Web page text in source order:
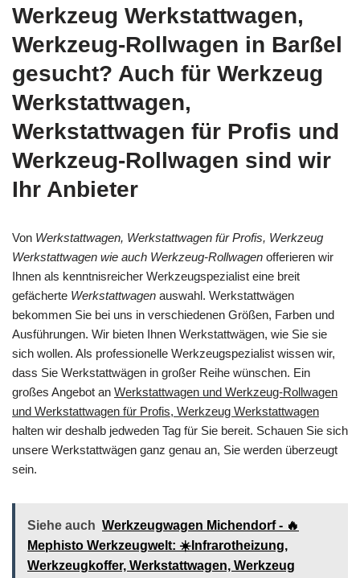
Werkzeug Werkstattwagen,
Werkzeug-Rollwagen in Barßel
gesucht? Auch für Werkzeug
Werkstattwagen,
Werkstattwagen für Profis und
Werkzeug-Rollwagen sind wir
Ihr Anbieter
Von Werkstattwagen, Werkstattwagen für Profis, Werkzeug
Werkstattwagen wie auch Werkzeug-Rollwagen offerieren wir
Ihnen als kenntnisreicher Werkzeugspezialist eine breit
gefächerte Werkstattwagen auswahl. Werkstattwägen
bekommen Sie bei uns in verschiedenen Größen, Farben und
Ausführungen. Wir bieten Ihnen Werkstattwägen, wie Sie sie
sich wollen. Als professionelle Werkzeugspezialist wissen wir,
dass Sie Werkstattwägen in großer Reihe wünschen. Ein
großes Angebot an Werkstattwagen und Werkzeug-Rollwagen
und Werkstattwagen für Profis, Werkzeug Werkstattwagen
halten wir deshalb jedweden Tag für Sie bereit. Schauen Sie sich
unsere Werkstattwägen ganz genau an, Sie werden überzeugt
sein.
Siehe auch Werkzeugwagen Michendorf - 🔥
Mephisto Werkzeugwelt: ☀️Infrarotheizung,
Werkzeugkoffer, Werkstattwagen, Werkzeug